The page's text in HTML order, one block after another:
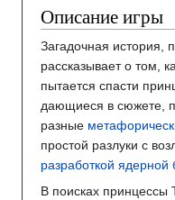
Описание игры
Загадочная история,
рассказывает о том,
пытается спасти
дающиеся в сюжете,
разные
простой разлуки с
разработкой
В поисках принцессы